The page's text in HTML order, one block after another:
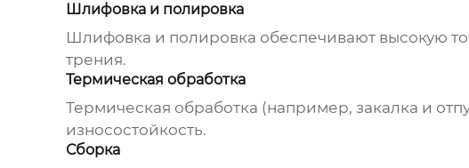
Шлифовка и полировка
Шлифовка и полировка обеспечивают высокую
трения.
Термическая обработка
Термическая обработка (например, закалка и
износостойкость.
Сборка